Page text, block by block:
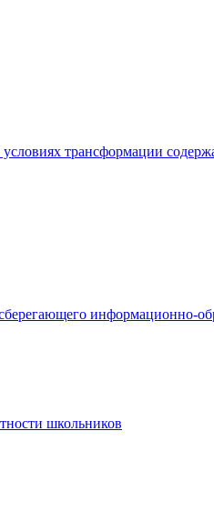
трансформации
информационно-
школьников